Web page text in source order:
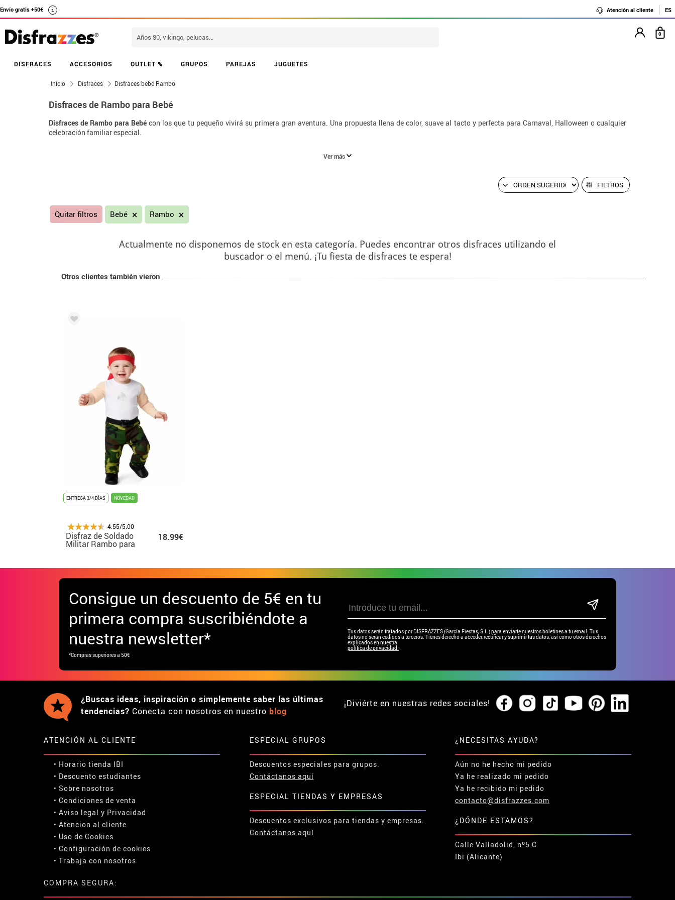
Envío gratis +50€ i Atención al cliente ES
DISFRACES ACCESORIOS OUTLET % GRUPOS PAREJAS JUGUETES
0
Inicio Disfraces Disfraces bebé Rambo
Disfraces de Rambo para Bebé
Disfraces de Rambo para Bebé con los que tu pequeño vivirá su primera gran aventura. Una propuesta llena de color, suave al tacto y perfecta para Carnaval, Halloween o cualquier
celebración familiar especial.
Ver más
FILTROS
Quitar filtros Bebé Rambo
Actualmente no disponemos de stock en esta categoría. Puedes encontrar otros disfraces utilizando el
buscador o el menú. ¡Tu fiesta de disfraces te espera!
Otros clientes también vieron
ENTREGA 3/4 DÍAS NOVEDAD
4.55/5.00
Disfraz de Soldado
Militar Rambo para
18.99€
Consigue un descuento de 5€ en tu
primera compra suscribiéndote a
nuestra newsletter*
*Compras superiores a 50€
Tus datos serán tratados por DISFRAZZES (García Fiestas, S.L.) para enviarte nuestros boletines a tu email. Tus
datos no serán cedidos a terceros. Tienes derecho a acceder, rectificar y suprimir tus datos, así como otros derechos
explicados en nuestra
política de privacidad.
¿Buscas ideas, inspiración o simplemente saber las últimas
tendencias? Conecta con nosotros en nuestro blog
¡Diviérte en nuestras redes sociales!
ATENCIÓN AL CLIENTE
• Horario tienda IBI
• Descuento estudiantes
• Sobre nosotros
• Condiciones de venta
• Aviso legal y Privacidad
• Atencion al cliente
• Uso de Cookies
• Configuración de cookies
• Trabaja con nosotros
ESPECIAL GRUPOS
Descuentos especiales para grupos.
Contáctanos aquí
ESPECIAL TIENDAS Y EMPRESAS
Descuentos exclusivos para tiendas y empresas.
Contáctanos aquí
¿NECESITAS AYUDA?
Aún no he hecho mi pedido
Ya he realizado mi pedido
Ya he recibido mi pedido
contacto@disfrazzes.com
¿DÓNDE ESTAMOS?
Calle Valladolid, nº5 C
Ibi (Alicante)
COMPRA SEGURA: